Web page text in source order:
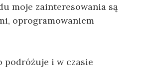
moje zainteresowania są
oprogramowaniem
podróżuje i w czasie